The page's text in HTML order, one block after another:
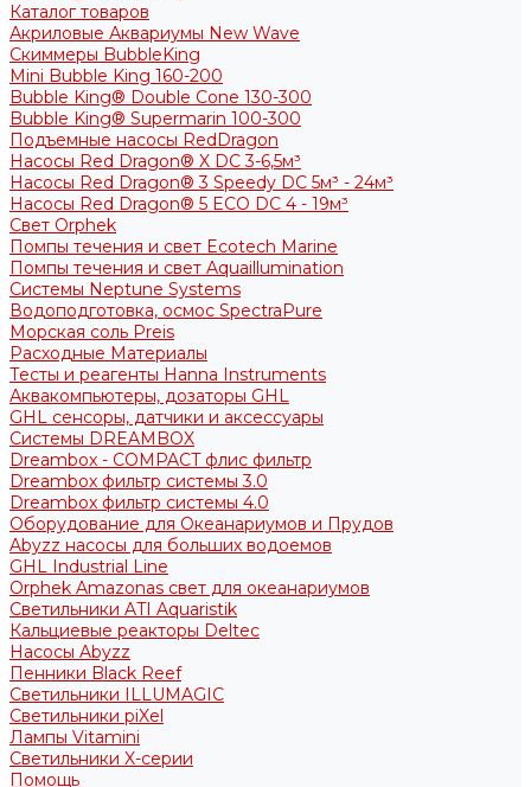
Каталог товаров
Акриловые Аквариумы New Wave
Скиммеры BubbleKing
Mini Bubble King 160-200
Bubble King® Double Cone 130-300
Bubble King® Supermarin 100-300
Подъемные насосы RedDragon
Насосы Red Dragon® X DC 3-6,5м³
Насосы Red Dragon® 3 Speedy DC 5м³ - 24м³
Насосы Red Dragon® 5 ECO DC 4 - 19м³
Свет Orphek
Помпы течения и свет Ecotech Marine
Помпы течения и свет Aquaillumination
Системы Neptune Systems
Водоподготовка, осмос SpectraPure
Морская соль Preis
Расходные Материалы
Тесты и реагенты Hanna Instruments
Аквакомпьютеры, дозаторы GHL
GHL сенсоры, датчики и аксессуары
Системы DREAMBOX
Dreambox - COMPACT флис фильтр
Dreambox фильтр системы 3.0
Dreambox фильтр системы 4.0
Оборудование для Океанариумов и Прудов
Abyzz насосы для больших водоемов
GHL Industrial Line
Orphek Amazonas свет для океанариумов
Светильники ATI Aquaristik
Кальциевые реакторы Deltec
Насосы Abyzz
Пенники Black Reef
Светильники ILLUMAGIC
Светильники piXel
Лампы Vitamini
Светильники X-серии
Помощь